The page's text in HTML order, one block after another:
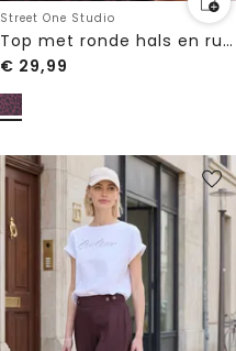
Street One Studio
Top met ronde hals en ruches
€ 29,99